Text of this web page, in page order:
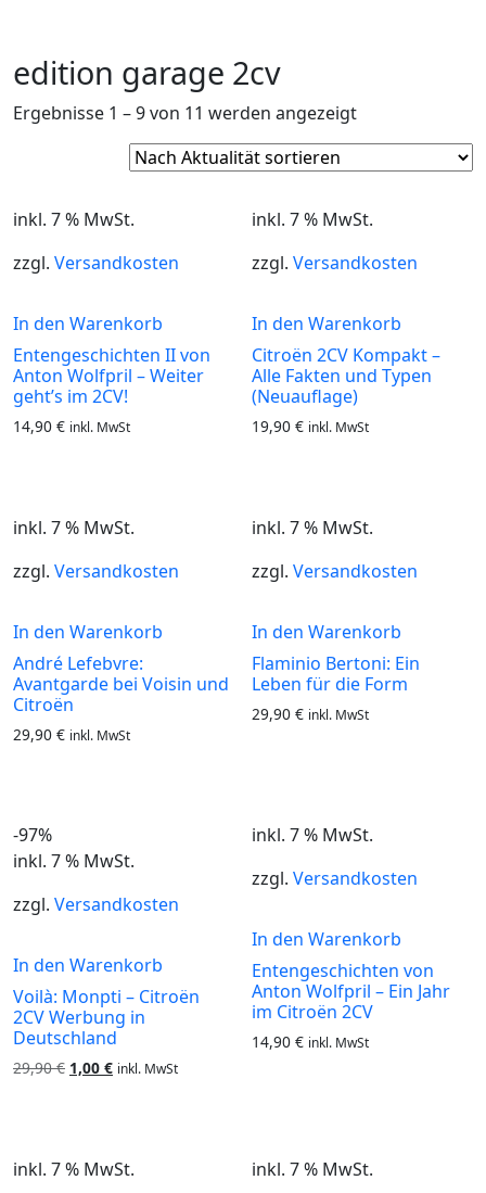
edition garage 2cv
Ergebnisse 1 – 9 von 11 werden angezeigtNach
Aktualität
inkl. 7 % MwSt.
zzgl. Versandkosten
In den Warenkorb
Entengeschichten II von
Anton Wolfpril – Weiter
geht’s im 2CV!
14,90 € inkl. MwSt
inkl. 7 % MwSt.
zzgl.Versandkosten
In den Warenkorb
Citroën 2CV Kompakt –
Alle Fakten und Typen
(Neuauflage)
19,90€ inkl. MwSt
inkl. 7 % MwSt.
zzgl. Versandkosten
In den Warenkorb
André Lefebvre:
Avantgarde bei Voisin und
Citroën
29,90 € inkl. MwSt
inkl. 7 % MwSt.
zzgl.Versandkosten
In den Warenkorb
Flaminio Bertoni: Ein
Leben für die Form
29,90€ inkl. MwSt
-97%
inkl. 7 % MwSt.
zzgl. Versandkosten
In den Warenkorb
Voilà: Monpti – Citroën
2CV Werbung in
Deutschland
29,90€ Ursprünglicher
1,00 €Aktueller
inkl. MwSt
inkl. 7 % MwSt.
zzgl.Versandkosten
In den Warenkorb
Entengeschichten von
Anton Wolfpril – Ein Jahr
im Citroën 2CV
14,90€ inkl. MwSt
inkl. 7 % MwSt.
inkl. 7 % MwSt.